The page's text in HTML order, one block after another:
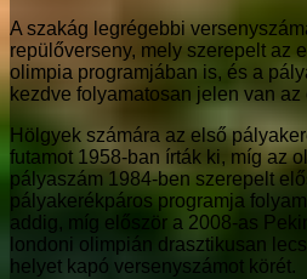
A szakág legrégebbi
repülőverseny, mely szerepelt az
olimpia programjában is, és a
kezdve folyamatosan jelen van
Hölgyek számára az első
futamot 1958-ban írták ki, míg az
pályaszám 1984-ben szerepelt
pályakerékpáros programja
addig, míg először a 2008-as
londoni olimpián drasztikusan
helyet kapó versenyszámot körét.